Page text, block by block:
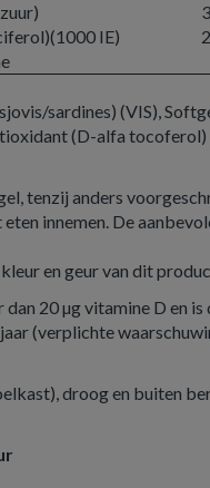
IE)
sardines) (VIS),
(D-alfa tocoferol)
tenzij anders
innemen. De
en geur van dit
20 µg vitamine D en
(verplichte
droog en buiten